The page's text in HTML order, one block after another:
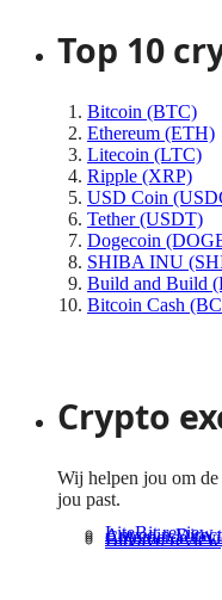
Top 10
Bitcoin (BTC)
Ethereum (ETH)
Litecoin (LTC)
Ripple (XRP)
USD Coin
Tether (USDT)
Dogecoin
SHIBA INU
Build and Build
Bitcoin Cash
Crypto
Wij helpen jou om
jou past.
Bitvavo review
Coinmerce
Anycoin
LiteBit review